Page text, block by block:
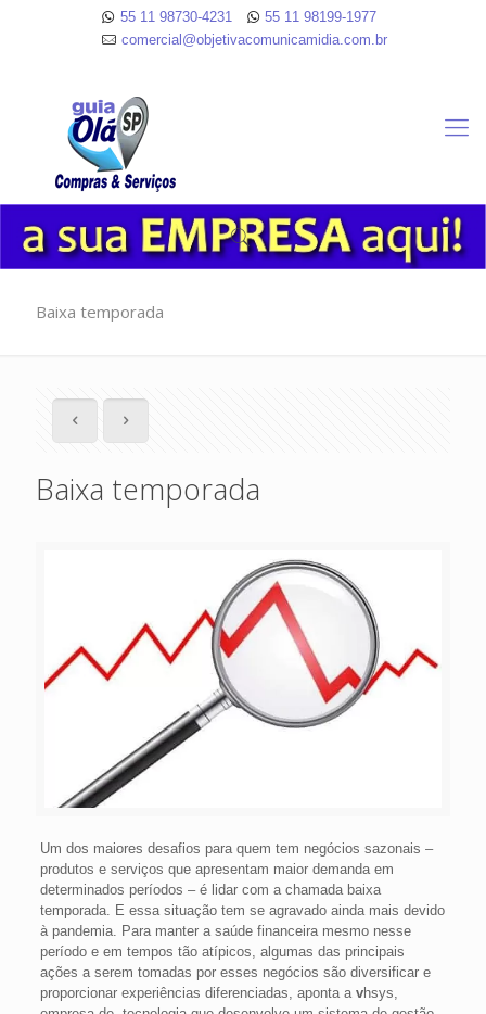
55 11 98730-4231
55 11 98199-1977
comercial@objetivacomunicamidia.com.br
Baixa temporada
Baixa temporada
Um dos maiores desafios para quem tem negócios sazonais –
produtos e serviços que apresentam maior demanda em
determinados períodos – é lidar com a chamada baixa
temporada. E essa situação tem se agravado ainda mais devido
à pandemia. Para manter a saúde financeira mesmo nesse
período e em tempos tão atípicos, algumas das principais
ações a serem tomadas por esses negócios são diversificar e
proporcionar experiências diferenciadas, aponta a vhsys,